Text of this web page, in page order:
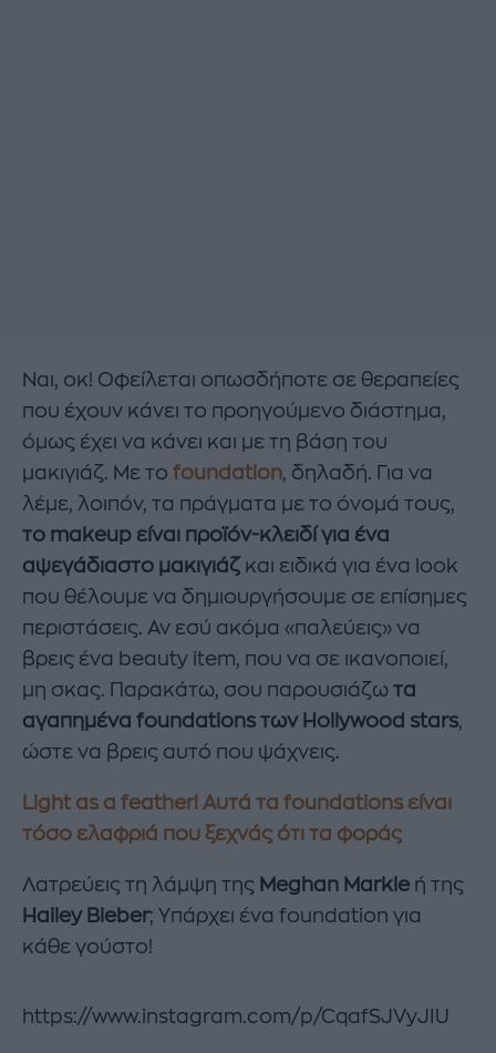
Ναι, οκ! Οφείλεται οπωσδήποτε σε θεραπείες
που έχουν κάνει το προηγούμενο διάστημα,
όμως έχει να κάνει και με τη βάση του
μακιγιάζ. Με το foundation, δηλαδή. Για να
λέμε, λοιπόν, τα πράγματα με το όνομά τους,
το makeup είναι προϊόν-κλειδί για ένα
αψεγάδιαστο μακιγιάζ και ειδικά για ένα look
που θέλουμε να δημιουργήσουμε σε επίσημες
περιστάσεις. Αν εσύ ακόμα «παλεύεις» να
βρεις ένα beauty item, που να σε ικανοποιεί,
μη σκας. Παρακάτω, σου παρουσιάζω τα
αγαπημένα foundations των Hollywood stars,
ώστε να βρεις αυτό που ψάχνεις.
Light as a feather! Αυτά τα foundations είναι
τόσο ελαφριά που ξεχνάς ότι τα φοράς
Λατρεύεις τη λάμψη της Meghan Markle ή της
Hailey Bieber; Υπάρχει ένα foundation για
κάθε γούστο!
https://www.instagram.com/p/CqafSJVyJIU